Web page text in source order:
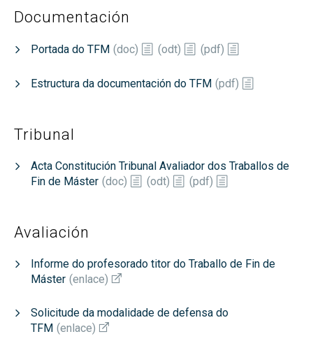
Documentación
Portada do TFM (doc) (odt) (pdf)
Estructura da documentación do TFM (pdf)
Tribunal
Acta Constitución Tribunal Avaliador dos Traballos de
Fin de Máster (doc) (odt) (pdf)
Avaliación
Informe do profesorado titor do Traballo de Fin de
Máster (enlace)
Solicitude da modalidade de defensa do
TFM (enlace)